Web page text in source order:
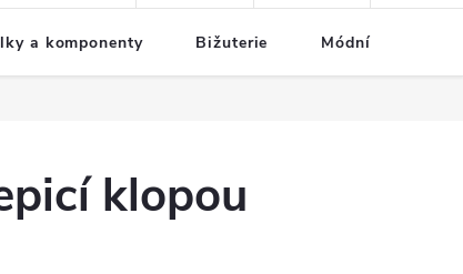
a komponenty Bižuterie Módní doplňky
klopou